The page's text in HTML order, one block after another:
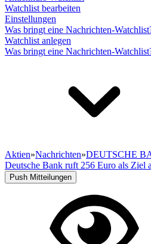
Watchlist bearbeiten
Einstellungen
Was bringt eine Nachrichten-
Watchlist anlegen
Was bringt eine Nachrichten-
Aktien»Nachrichten»DEUTSCHE
Deutsche Bank ruft 256 Euro als Ziel
Push Mitteilungen